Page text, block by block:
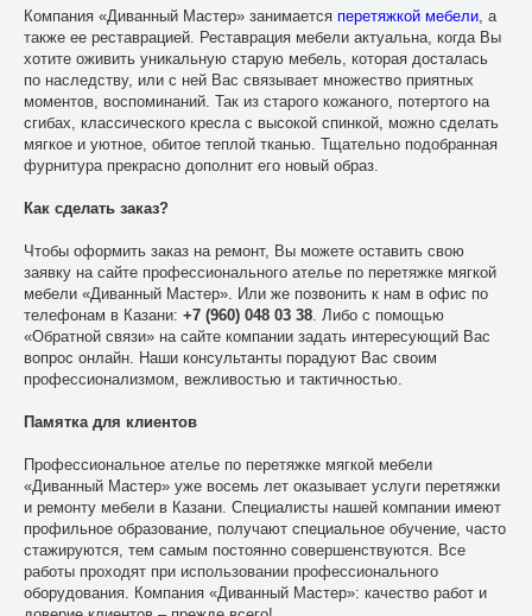
Компания «Диванный Мастер» занимается перетяжкой мебели, а
также ее реставрацией. Реставрация мебели актуальна, когда Вы
хотите оживить уникальную старую мебель, которая досталась
по наследству, или с ней Вас связывает множество приятных
моментов, воспоминаний. Так из старого кожаного, потертого на
сгибах, классического кресла с высокой спинкой, можно сделать
мягкое и уютное, обитое теплой тканью. Тщательно подобранная
фурнитура прекрасно дополнит его новый образ.
Как сделать заказ?
Чтобы оформить заказ на ремонт, Вы можете оставить свою
заявку на сайте профессионального ателье по перетяжке мягкой
мебели «Диванный Мастер». Или же позвонить к нам в офис по
телефонам в Казани: +7 (960) 048 03 38. Либо с помощью
«Обратной связи» на сайте компании задать интересующий Вас
вопрос онлайн. Наши консультанты порадуют Вас своим
профессионализмом, вежливостью и тактичностью.
Памятка для клиентов
Профессиональное ателье по перетяжке мягкой мебели
«Диванный Мастер» уже восемь лет оказывает услуги перетяжки
и ремонту мебели в Казани. Специалисты нашей компании имеют
профильное образование, получают специальное обучение, часто
стажируются, тем самым постоянно совершенствуются. Все
работы проходят при использовании профессионального
оборудования. Компания «Диванный Мастер»: качество работ и